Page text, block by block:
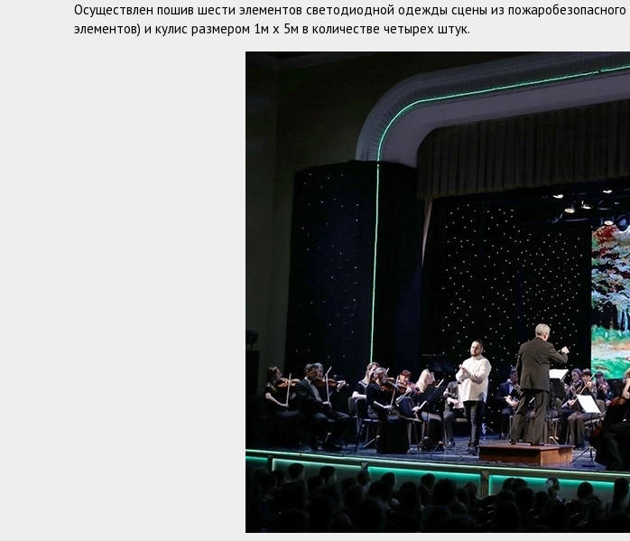
Осуществлен пошив шести элементов светодиодной одежды сцены из
элементов) и кулис размером 1м х 5м в количестве четырех штук.